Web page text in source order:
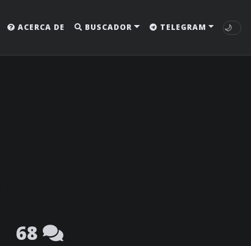
ACERCA DE BUSCADOR TELEGRAM 🌙
68